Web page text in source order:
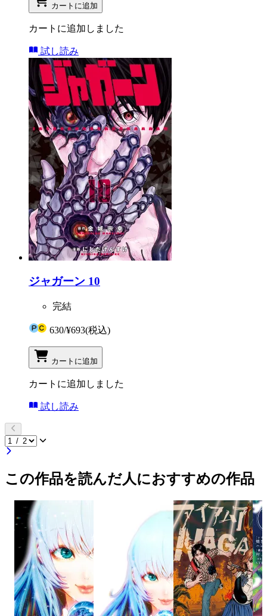
カートに追加
カートに追加しました
試し読み
ジャガーン 10
完結
630/¥693(税込)
カートに追加
カートに追加しました
試し読み
この作品を読んだ人におすすめの作品